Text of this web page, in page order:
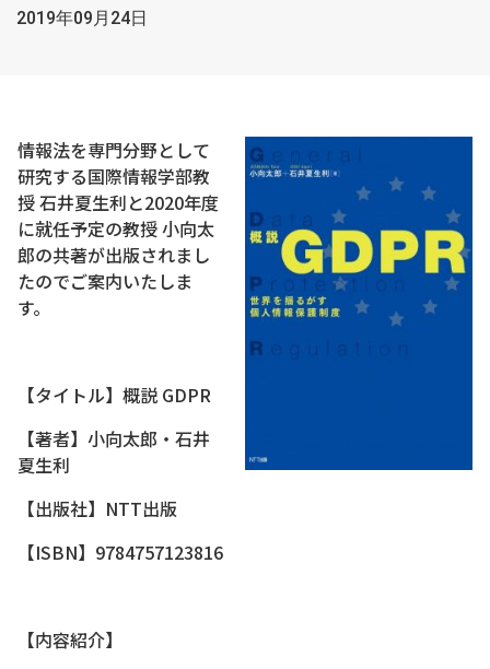
2019年09月24日
情報法を専門分野として
研究する国際情報学部教
授 石井夏生利と2020年度
に就任予定の教授 小向太
郎の共著が出版されまし
たのでご案内いたしま
す。
【タイトル】概説 GDPR
【著者】小向太郎・石井
夏生利
【出版社】NTT出版
【ISBN】9784757123816
【内容紹介】